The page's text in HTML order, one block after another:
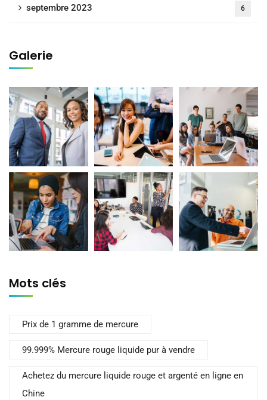
septembre 2023 6
Galerie
Mots clés
Prix de 1 gramme de mercure
99.999% Mercure rouge liquide pur à vendre
Achetez du mercure liquide rouge et argenté en ligne en
Chine